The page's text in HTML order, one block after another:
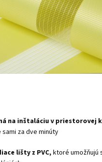
na inštaláciu v priestorovej
za dve minúty
lišty z PVC, ktoré umožňujú